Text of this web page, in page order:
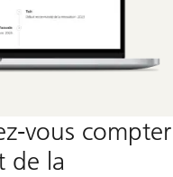
vous compter
de la